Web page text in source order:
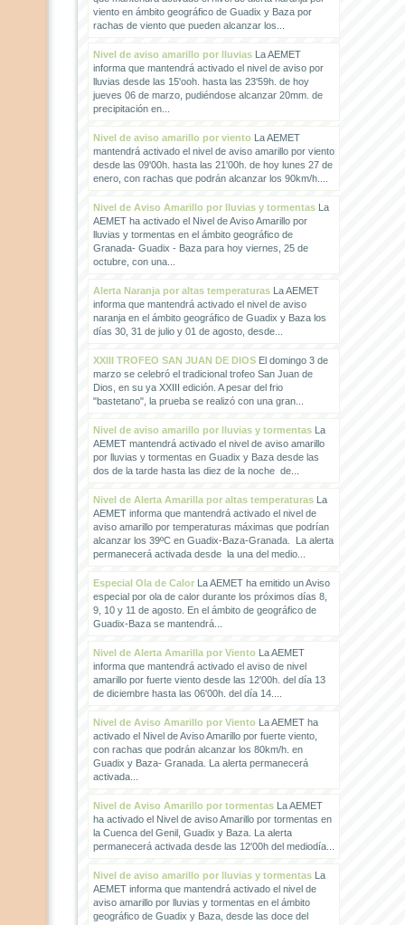
viento en ámbito geográfico de Guadix y Baza por
rachas de viento que pueden alcanzar los...
Nivel de aviso amarillo por lluviasLa AEMET
informa que mantendrá activado el nivel de aviso por
lluvias desde las 15'ooh. hasta las 23'59h. de hoy
jueves 06 de marzo, pudiéndose alcanzar 20mm. de
precipitación en...
Nivel de aviso amarillo por vientoLa AEMET
mantendrá activado el nivel de aviso amarillo por viento
desde las 09'00h. hasta las 21'00h. de hoy lunes 27 de
enero, con rachas que podrán alcanzar los 90km/h....
Nivel de Aviso Amarillo por lluvias y tormentasLa
AEMET ha activado el Nivel de Aviso Amarillo por
lluvias y tormentas en el ámbito geográfico de
Granada- Guadix - Baza para hoy viernes, 25 de
octubre, con una...
Alerta Naranja por altas temperaturasLa AEMET
informa que mantendrá activado el nivel de aviso
naranja en el ámbito geográfico de Guadix y Baza los
días 30, 31 de julio y 01 de agosto, desde...
XXIII TROFEO SAN JUAN DE DIOSEl domingo 3 de
marzo se celebró el tradicional trofeo San Juan de
Dios, en su ya XXIII edición. A pesar del frio
"bastetano", la prueba se realizó con una gran...
Nivel de aviso amarillo por lluvias y tormentasLa
AEMET mantendrá activado el nivel de aviso amarillo
por lluvias y tormentas en Guadix y Baza desde las
dos de la tarde hasta las diez de la noche de...
Nivel de Alerta Amarilla por altas temperaturasLa
AEMET informa que mantendrá activado el nivel de
aviso amarillo por temperaturas máximas que podrían
alcanzar los 39ºC en Guadix-Baza-Granada. La alerta
permanecerá activada desde la una del medio...
Especial Ola de CalorLa AEMET ha emitido un Aviso
especial por ola de calor durante los próximos días 8,
9, 10 y 11 de agosto. En el ámbito de geográfico de
Guadix-Baza se mantendrá...
Nivel de Alerta Amarilla por VientoLa AEMET
informa que mantendrá activado el aviso de nivel
amarillo por fuerte viento desde las 12'00h. del día 13
de diciembre hasta las 06'00h. del día 14....
Nivel de Aviso Amarillo por VientoLa AEMET ha
activado el Nivel de Aviso Amarillo por fuerte viento,
con rachas que podrán alcanzar los 80km/h. en
Guadix y Baza- Granada. La alerta permanecerá
activada...
Nivel de Aviso Amarillo por tormentasLa AEMET
ha activado el Nivel de aviso Amarillo por tormentas en
la Cuenca del Genil, Guadix y Baza. La alerta
permanecerá activada desde las 12'00h del mediodía...
Nivel de aviso amarillo por lluvias y tormentasLa
AEMET informa que mantendrá activado el nivel de
aviso amarillo por lluvias y tormentas en el ámbito
geográfico de Guadix y Baza, desde las doce del